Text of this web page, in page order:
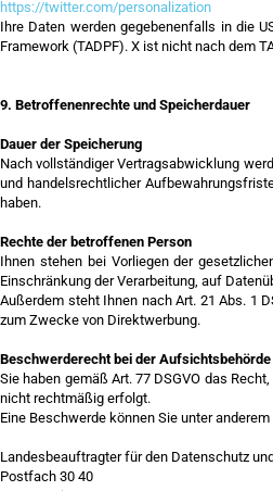
https://twitter.com/personalization
Ihre Daten werden gegebenenfalls in die
Framework (TADPF). X ist nicht nach dem
9. Betroffenenrechte und Speicherdauer
Dauer der Speicherung
Nach vollständiger Vertragsabwicklung
und handelsrechtlicher
haben.
Rechte der betroffenen Person
Ihnen stehen bei Vorliegen der
Einschränkung der Verarbeitung, auf
Außerdem steht Ihnen nach Art. 21 Abs. 1
zum Zwecke von Direktwerbung.
Beschwerderecht bei der Aufsichtsbehörde
Sie haben gemäß Art. 77 DSGVO das
nicht rechtmäßig erfolgt.
Eine Beschwerde können Sie unter
Landesbeauftragter für den Datenschutz
Postfach 30 40